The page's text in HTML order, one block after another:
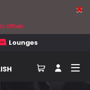
LoungesKontakt
öffnen